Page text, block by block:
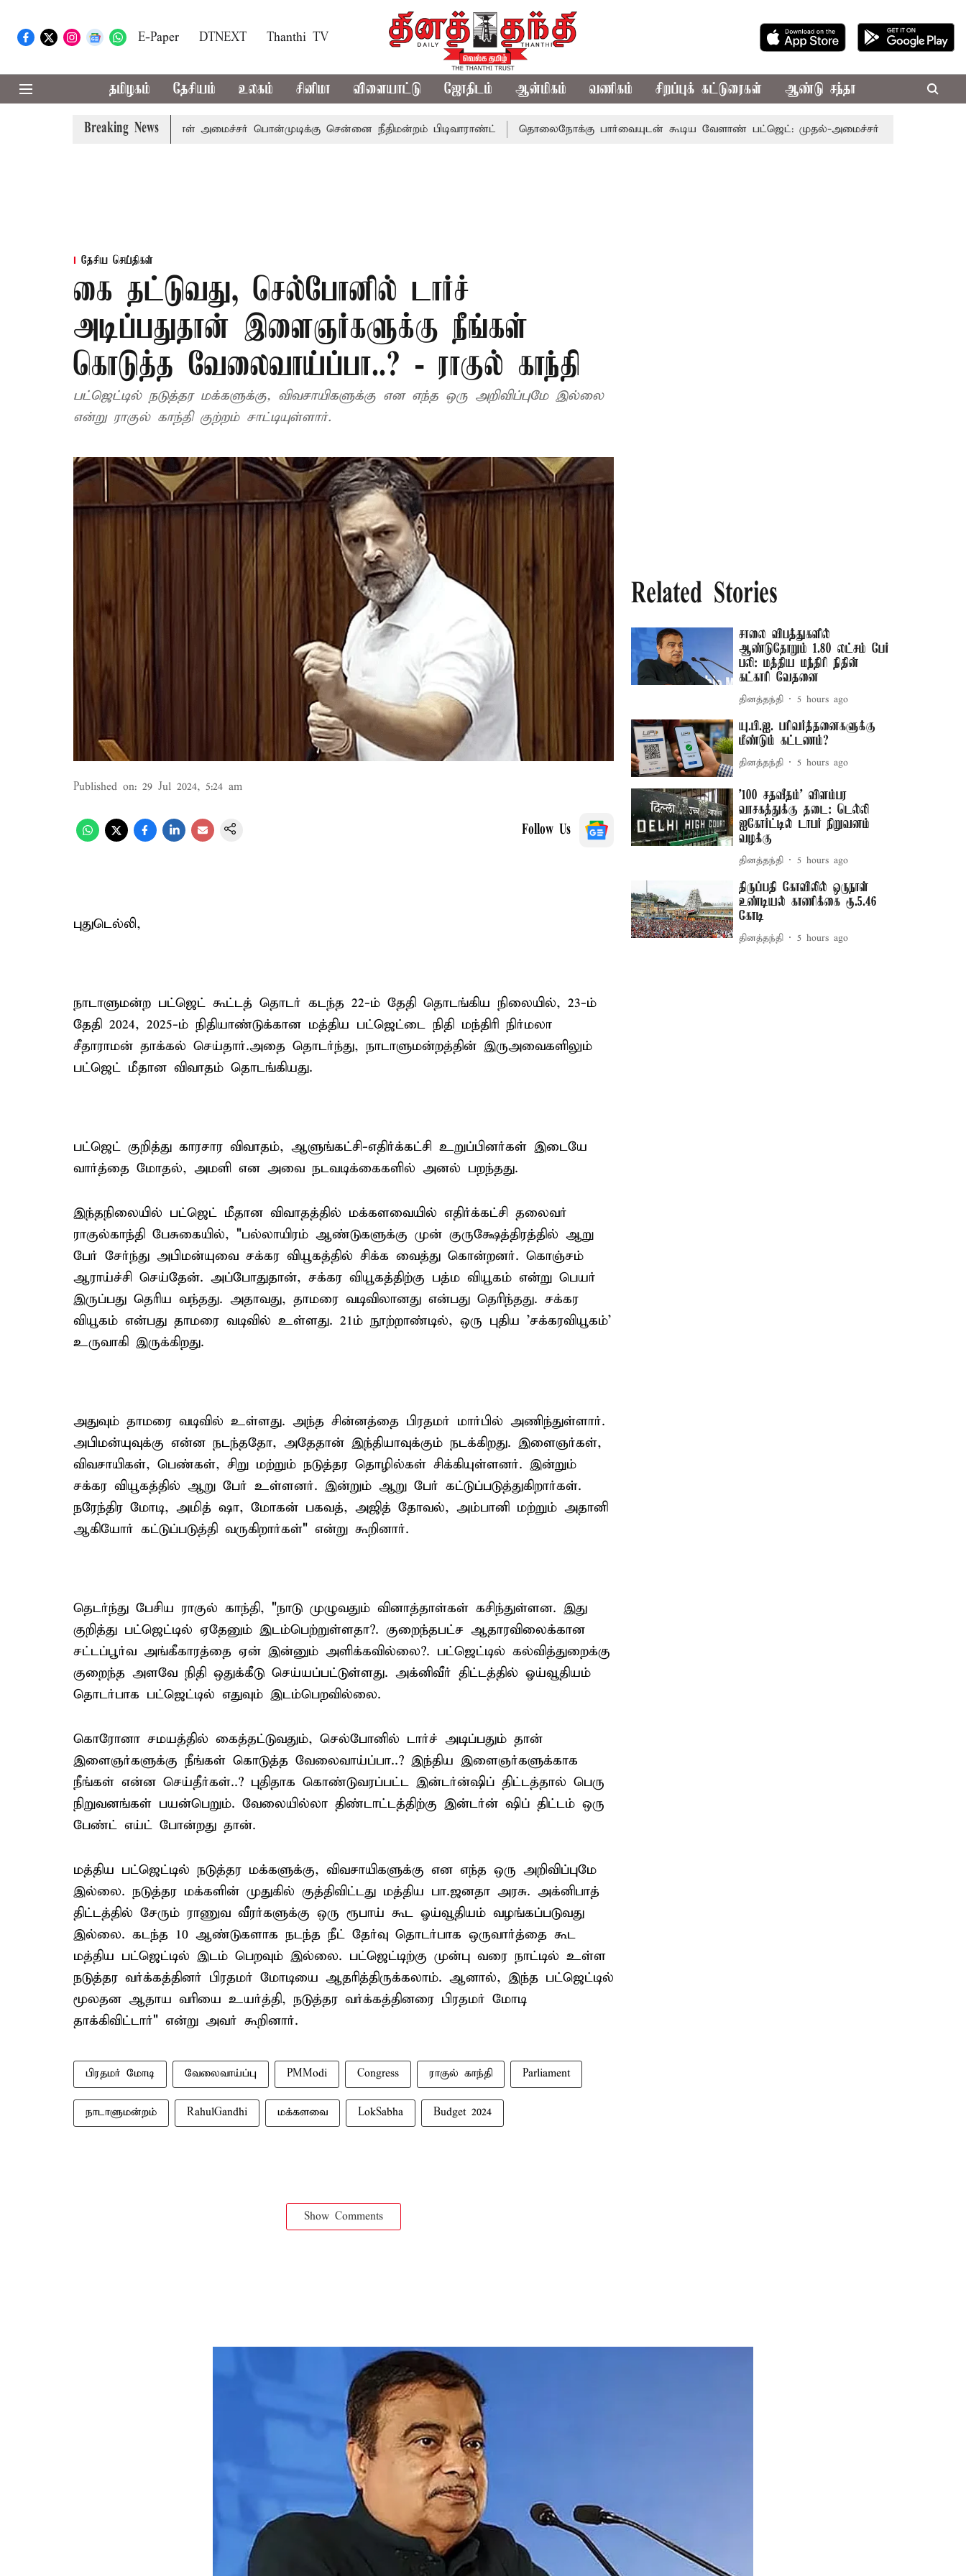
E-Paper DTNEXT Thanthi TV
தமிழகம் தேசியம் உலகம் சினிமா விளையாட்டு ஜோதிடம் ஆன்மிகம் வணிகம் சிறப்புக் கட்டுரைகள் ஆண்டு சந்தா
Breaking News
முன்னாள் அமைச்சர் பொன்முடிக்கு சென்னை நீதிமன்றம் பிடிவாராண்ட் தொலைநோக்கு பார்வையுடன் கூடிய வேளாண் பட்ஜெட்: முதல்-அமைச்சர் விஜய்
தேசிய செய்திகள்
கை தட்டுவது, செல்போனில் டார்ச்
அடிப்பதுதான் இளைஞர்களுக்கு நீங்கள்
கொடுத்த வேலைவாய்ப்பா..? - ராகுல் காந்தி
பட்ஜெட்டில் நடுத்தர மக்களுக்கு, விவசாயிகளுக்கு என எந்த ஒரு அறிவிப்புமே இல்லை
என்று ராகுல் காந்தி குற்றம் சாட்டியுள்ளார்.
Published on: 29 Jul 2024, 5:24 am
Follow Us
புதுடெல்லி,
நாடாளுமன்ற பட்ஜெட் கூட்டத் தொடர் கடந்த 22-ம் தேதி தொடங்கிய நிலையில், 23-ம்
தேதி 2024, 2025-ம் நிதியாண்டுக்கான மத்திய பட்ஜெட்டை நிதி மந்திரி நிர்மலா
சீதாராமன் தாக்கல் செய்தார்.அதை தொடர்ந்து, நாடாளுமன்றத்தின் இருஅவைகளிலும்
பட்ஜெட் மீதான விவாதம் தொடங்கியது.
பட்ஜெட் குறித்து காரசார விவாதம், ஆளுங்கட்சி-எதிர்க்கட்சி உறுப்பினர்கள் இடையே
வார்த்தை மோதல், அமளி என அவை நடவடிக்கைகளில் அனல் பறந்தது.
இந்தநிலையில் பட்ஜெட் மீதான விவாதத்தில் மக்களவையில் எதிர்க்கட்சி தலைவர்
ராகுல்காந்தி பேசுகையில், "பல்லாயிரம் ஆண்டுகளுக்கு முன் குருக்ஷேத்திரத்தில் ஆறு
பேர் சேர்ந்து அபிமன்யுவை சக்கர வியூகத்தில் சிக்க வைத்து கொன்றனர். கொஞ்சம்
ஆராய்ச்சி செய்தேன். அப்போதுதான், சக்கர வியூகத்திற்கு பத்ம வியூகம் என்று பெயர்
இருப்பது தெரிய வந்தது. அதாவது, தாமரை வடிவிலானது என்பது தெரிந்தது. சக்கர
வியூகம் என்பது தாமரை வடிவில் உள்ளது. 21ம் நூற்றாண்டில், ஒரு புதிய 'சக்கரவியூகம்'
உருவாகி இருக்கிறது.
அதுவும் தாமரை வடிவில் உள்ளது. அந்த சின்னத்தை பிரதமர் மார்பில் அணிந்துள்ளார்.
அபிமன்யுவுக்கு என்ன நடந்ததோ, அதேதான் இந்தியாவுக்கும் நடக்கிறது. இளைஞர்கள்,
விவசாயிகள், பெண்கள், சிறு மற்றும் நடுத்தர தொழில்கள் சிக்கியுள்ளனர். இன்றும்
சக்கர வியூகத்தில் ஆறு பேர் உள்ளனர். இன்றும் ஆறு பேர் கட்டுப்படுத்துகிறார்கள்.
நரேந்திர மோடி, அமித் ஷா, மோகன் பகவத், அஜித் தோவல், அம்பானி மற்றும் அதானி
ஆகியோர் கட்டுப்படுத்தி வருகிறார்கள்" என்று கூறினார்.
தெடர்ந்து பேசிய ராகுல் காந்தி, "நாடு முழுவதும் வினாத்தாள்கள் கசிந்துள்ளன. இது
குறித்து பட்ஜெட்டில் ஏதேனும் இடம்பெற்றுள்ளதா?. குறைந்தபட்ச ஆதாரவிலைக்கான
சட்டப்பூர்வ அங்கீகாரத்தை ஏன் இன்னும் அளிக்கவில்லை?. பட்ஜெட்டில் கல்வித்துறைக்கு
குறைந்த அளவே நிதி ஒதுக்கீடு செய்யப்பட்டுள்ளது. அக்னிவீர் திட்டத்தில் ஓய்வூதியம்
தொடர்பாக பட்ஜெட்டில் எதுவும் இடம்பெறவில்லை.
கொரோனா சமயத்தில் கைத்தட்டுவதும், செல்போனில் டார்ச் அடிப்பதும் தான்
இளைஞர்களுக்கு நீங்கள் கொடுத்த வேலைவாய்ப்பா..? இந்திய இளைஞர்களுக்காக
நீங்கள் என்ன செய்தீர்கள்..? புதிதாக கொண்டுவரப்பட்ட இன்டர்ன்ஷிப் திட்டத்தால் பெரு
நிறுவனங்கள் பயன்பெறும். வேலையில்லா திண்டாட்டத்திற்கு இன்டர்ன் ஷிப் திட்டம் ஒரு
பேண்ட் எய்ட் போன்றது தான்.
மத்திய பட்ஜெட்டில் நடுத்தர மக்களுக்கு, விவசாயிகளுக்கு என எந்த ஒரு அறிவிப்புமே
இல்லை. நடுத்தர மக்களின் முதுகில் குத்திவிட்டது மத்திய பா.ஜனதா அரசு. அக்னிபாத்
திட்டத்தில் சேரும் ராணுவ வீரர்களுக்கு ஒரு ரூபாய் கூட ஓய்வூதியம் வழங்கப்படுவது
இல்லை. கடந்த 10 ஆண்டுகளாக நடந்த நீட் தேர்வு தொடர்பாக ஒருவார்த்தை கூட
மத்திய பட்ஜெட்டில் இடம் பெறவும் இல்லை. பட்ஜெட்டிற்கு முன்பு வரை நாட்டில் உள்ள
நடுத்தர வர்க்கத்தினர் பிரதமர் மோடியை ஆதரித்திருக்கலாம். ஆனால், இந்த பட்ஜெட்டில்
மூலதன ஆதாய வரியை உயர்த்தி, நடுத்தர வர்க்கத்தினரை பிரதமர் மோடி
தாக்கிவிட்டார்" என்று அவர் கூறினார்.
பிரதமர் மோடி வேலைவாய்ப்பு PMModi Congress ராகுல் காந்தி Parliament
நாடாளுமன்றம் RahulGandhi மக்களவை LokSabha Budget 2024
Show Comments
Related Stories
சாலை விபத்துகளில்
ஆண்டுதோறும் 1.80 லட்சம் பேர்
பலி: மத்திய மந்திரி நிதின்
கட்காரி வேதனை
தினத்தந்தி 5 hours ago
யு.பி.ஐ. பரிவர்த்தனைகளுக்கு
மீண்டும் கட்டணம்?
தினத்தந்தி 5 hours ago
'100 சதவீதம்' விளம்பர
வாசகத்துக்கு தடை: டெல்லி
ஐகோர்ட்டில் டாபர் நிறுவனம்
வழக்கு
தினத்தந்தி 5 hours ago
திருப்பதி கோவிலில் ஒருநாள்
உண்டியல் காணிக்கை ரூ.5.46
கோடி
தினத்தந்தி 5 hours ago